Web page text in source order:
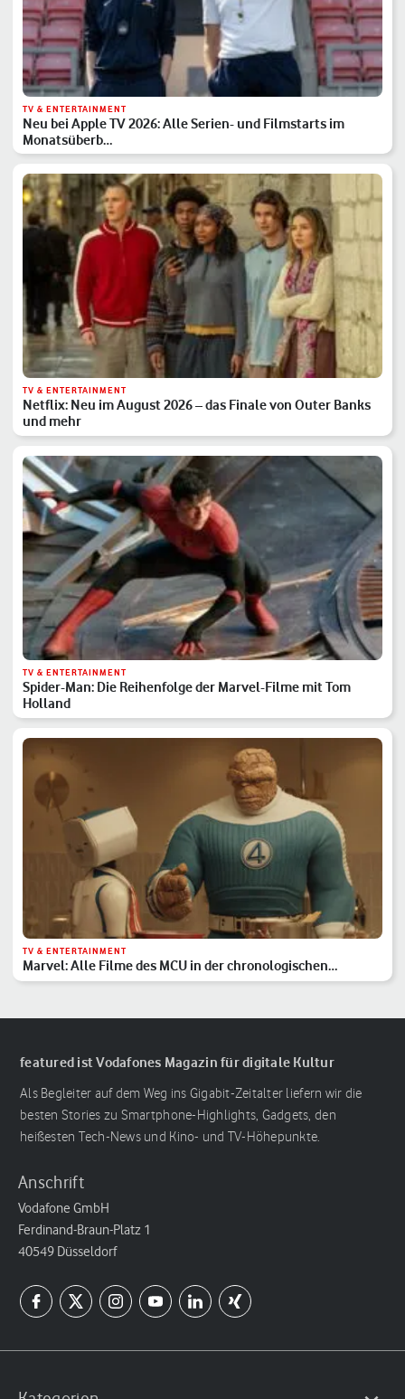
TV & ENTERTAINMENT
Neu bei Apple TV 2026: Alle Serien- und Filmstarts im
Monatsüberb…
TV & ENTERTAINMENT
Netflix: Neu im August 2026 – das Finale von Outer Banks
und mehr
TV & ENTERTAINMENT
Spider-Man: Die Reihenfolge der Marvel-Filme mit Tom
Holland
TV & ENTERTAINMENT
Marvel: Alle Filme des MCU in der chronologischen
Reihenfolge
featured ist Vodafones Magazin für digitale Kultur
Als Begleiter auf dem Weg ins Gigabit-Zeitalter liefern wir die
besten Stories zu Smartphone-Highlights, Gadgets, den
heißesten Tech-News und Kino- und TV-Höhepunkte.
Anschrift
Vodafone GmbH
Ferdinand-Braun-Platz 1
40549 Düsseldorf